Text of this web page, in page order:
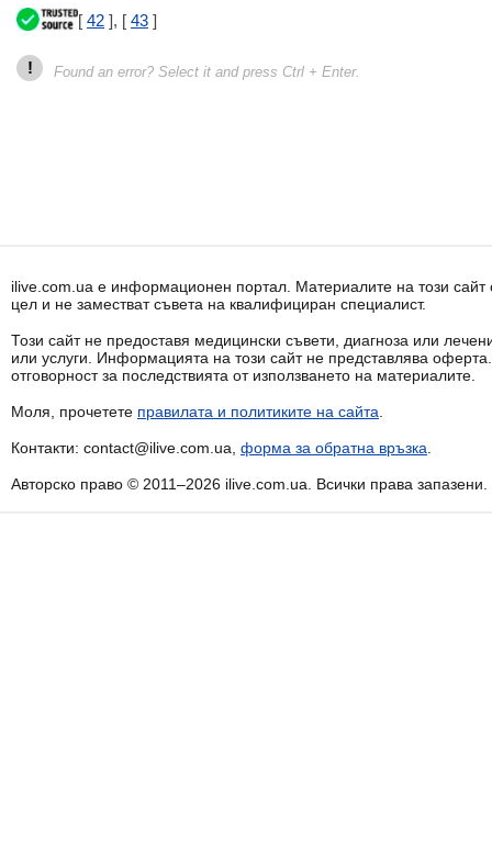
[ 42 ], [ 43 ]
! Found an error? Select it and press Ctrl + Enter.
ilive.com.ua е информационен портал. Материалите на този
цел и не заместват съвета на квалифициран специалист.
Този сайт не предоставя медицински съвети, диагноза или
или услуги. Информацията на този сайт не представлява
отговорност за последствията от използването на материалите.
Моля, прочетете правилата и политиките на сайта
Контакти: contact@ilive.com.ua, форма за обратна връзка
Авторско право © 2011–2026 ilive.com.ua. Всички права запазени.